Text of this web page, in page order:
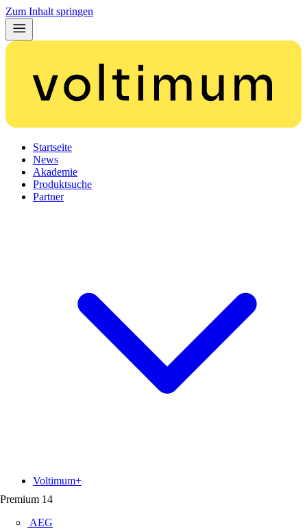
Zum Inhalt springen
Startseite
News
Akademie
Produktsuche
Partner
Premium 14
AEG
Voltimum+